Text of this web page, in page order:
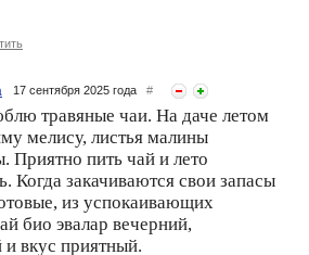
17 сентября 2025 года #
травяные чаи. На даче летом
мелису, листья малины
Приятно пить чай и лето
Когда закачиваются свои запасы
из успокаивающих
био эвалар вечерний,
вкус приятный.